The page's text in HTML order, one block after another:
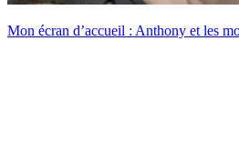
Mon écran d’accueil : Anthony et les